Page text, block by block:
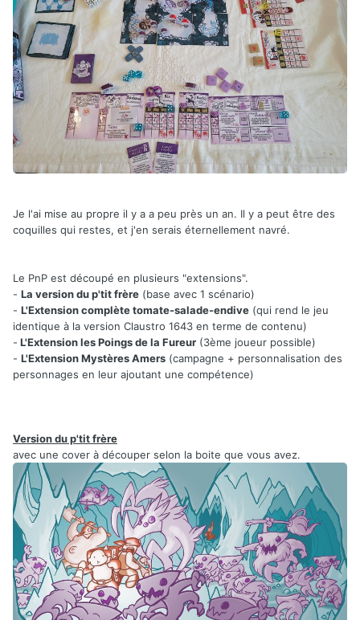
Je l'ai mise au propre il y a a peu près un an. Il y a peut être des
coquilles qui restes, et j'en serais éternellement navré.
Le PnP est découpé en plusieurs "extensions".
- La version du p'tit frère (base avec 1 scénario)
- L'Extension complète tomate-salade-endive (qui rend le jeu
identique à la version Claustro 1643 en terme de contenu)
- L'Extension les Poings de la Fureur (3ème joueur possible)
- L'Extension Mystères Amers (campagne + personnalisation des
personnages en leur ajoutant une compétence)
Version du p'tit frère
avec une cover à découper selon la boite que vous avez.